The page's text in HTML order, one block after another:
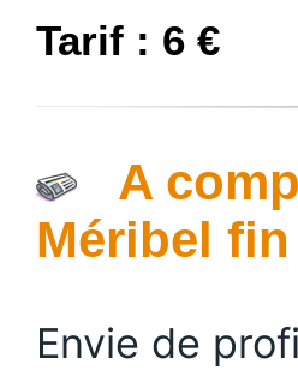
Tarif : 6 €
A
Méribel
Envie de